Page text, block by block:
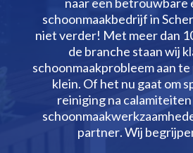
naar een betrouwbare
schoonmaakbedrijf in
niet verder! Met meer dan
de branche staan wij
schoonmaakprobleem aan
klein.​ Of het nu gaat om
reiniging na
partner.​ Wij